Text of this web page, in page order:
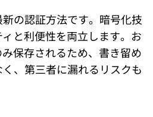
の認証方法です。暗号化技
と利便性を両立します。お
保存されるため、書き留め
、第三者に漏れるリスクも